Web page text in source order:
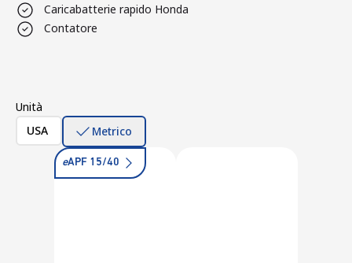
Caricabatterie rapido Honda
Contatore
Unità
USA
Metrico
eAPF 15/40